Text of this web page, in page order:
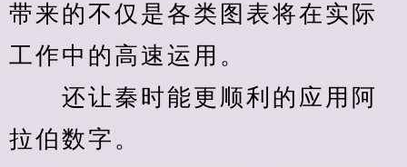
带来的不仅是各类图表将在实际
工作中的高速运用。
还让秦时能更顺利的应用阿
拉伯数字。